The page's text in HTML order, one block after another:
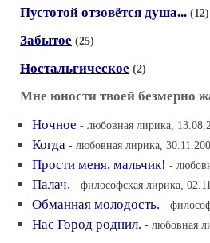
Пустотой отзовётся душа... (12)
Забытое (25)
Ностальгическое (2)
Мне юности твоей безмерно
Ночное - любовная лирика,
Когда - любовная лирика,
Прости меня, мальчик! -
Палач. - философская лирика,
Обманная молодость. -
Нас Город роднил. - любовная